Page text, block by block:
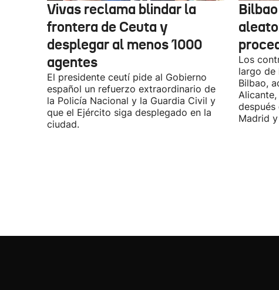
Vivas reclama blindar la
frontera de Ceuta y
desplegar al menos 1000
agentes
El presidente ceutí pide al Gobierno
español un refuerzo extraordinario de
la Policía Nacional y la Guardia Civil y
que el Ejército siga desplegado en la
ciudad.
Los
largo de
Bilbao,
Alicante,
después
Madrid